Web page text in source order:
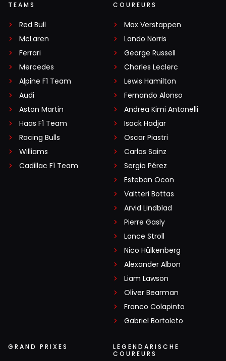
TEAMS
Red Bull
McLaren
Ferrari
Mercedes
Alpine F1 Team
Audi
Aston Martin
Haas F1 Team
Racing Bulls
Williams
Cadillac F1 Team
COUREURS
Max Verstappen
Lando Norris
George Russell
Charles Leclerc
Lewis Hamilton
Fernando Alonso
Andrea Kimi Antonelli
Isack Hadjar
Oscar Piastri
Carlos Sainz
Sergio Pérez
Esteban Ocon
Valtteri Bottas
Arvid Lindblad
Pierre Gasly
Lance Stroll
Nico Hülkenberg
Alexander Albon
Liam Lawson
Oliver Bearman
Franco Colapinto
Gabriel Bortoleto
GRAND PRIXES
LEGENDARISCHE
COUREURS